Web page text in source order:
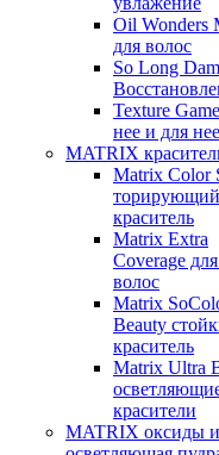
Oil Wonders
для волос
So Long
Texture
нее и для нее
MATRIX
Matrix Color
торирующий
краситель
Matrix Extra
Coverage
волос
Matrix
Beauty
краситель
Matrix Ultra
красители
MATRIX оксиды и